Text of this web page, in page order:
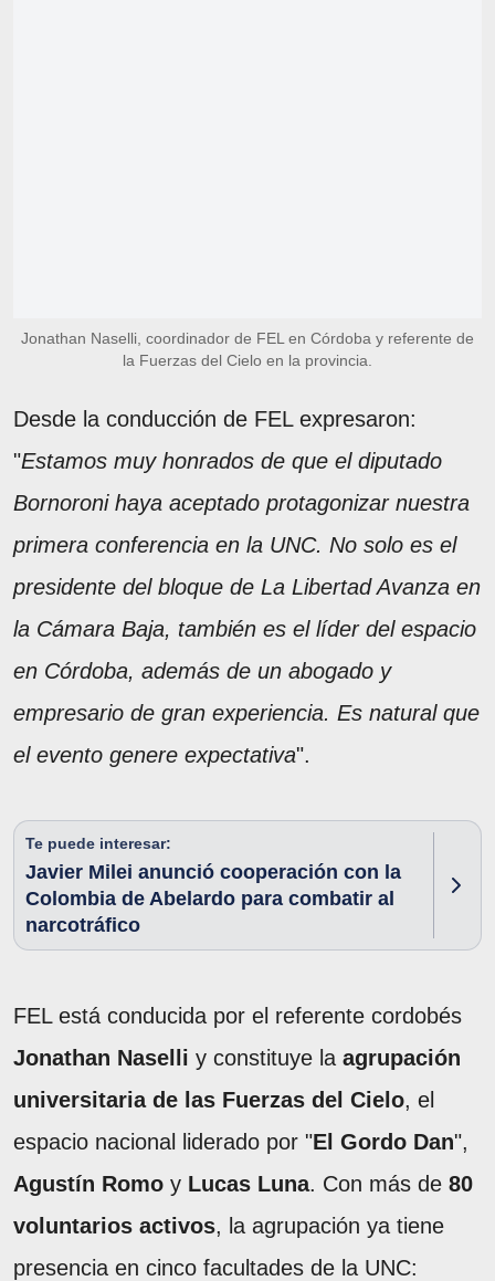
Jonathan Naselli, coordinador de FEL en Córdoba y referente de
la Fuerzas del Cielo en la provincia.
Desde la conducción de FEL expresaron:
"Estamos muy honrados de que el diputado
Bornoroni haya aceptado protagonizar nuestra
primera conferencia en la UNC. No solo es el
presidente del bloque de La Libertad Avanza en
la Cámara Baja, también es el líder del espacio
en Córdoba, además de un abogado y
empresario de gran experiencia. Es natural que
el evento genere expectativa".
Te puede interesar:
Javier Milei anunció cooperación con la
Colombia de Abelardo para combatir al
narcotráfico
FEL está conducida por el referente cordobés
Jonathan Naselli y constituye la agrupación
universitaria de las Fuerzas del Cielo, el
espacio nacional liderado por "El Gordo Dan",
Agustín Romo y Lucas Luna. Con más de 80
voluntarios activos, la agrupación ya tiene
presencia en cinco facultades de la UNC: